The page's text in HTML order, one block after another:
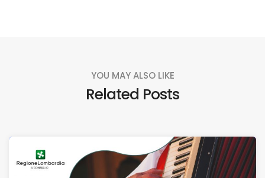
YOU MAY ALSO LIKE
Related Posts